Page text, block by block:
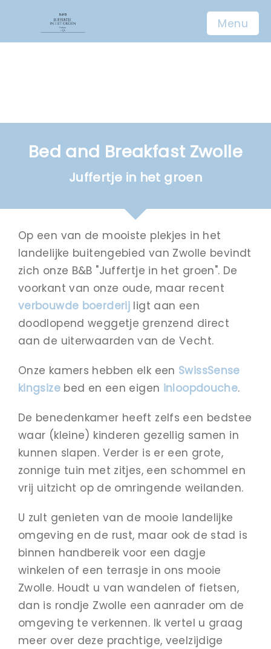
Video
Reserveren
Bel nu
E-mail
Menu
Bed and Breakfast Zwolle
Juffertje in het groen
Op een van de mooiste plekjes in het
landelijke buitengebied van Zwolle bevindt
zich onze B&B "Juffertje in het groen". De
voorkant van onze oude, maar recent
verbouwde boerderij ligt aan een
doodlopend weggetje grenzend direct
aan de uiterwaarden van de Vecht.
Onze kamers hebben elk een SwissSense
kingsize bed en een eigen inloopdouche.
De benedenkamer heeft zelfs een bedstee
waar (kleine) kinderen gezellig samen in
kunnen slapen. Verder is er een grote,
zonnige tuin met zitjes, een schommel en
vrij uitzicht op de omringende weilanden.
U zult genieten van de mooie landelijke
omgeving en de rust, maar ook de stad is
binnen handbereik voor een dagje
winkelen of een terrasje in ons mooie
Zwolle. Houdt u van wandelen of fietsen,
dan is rondje Zwolle een aanrader om de
omgeving te verkennen. Ik vertel u graag
meer over deze prachtige, veelzijdige